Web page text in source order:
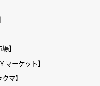
】
マーケット】
マ】